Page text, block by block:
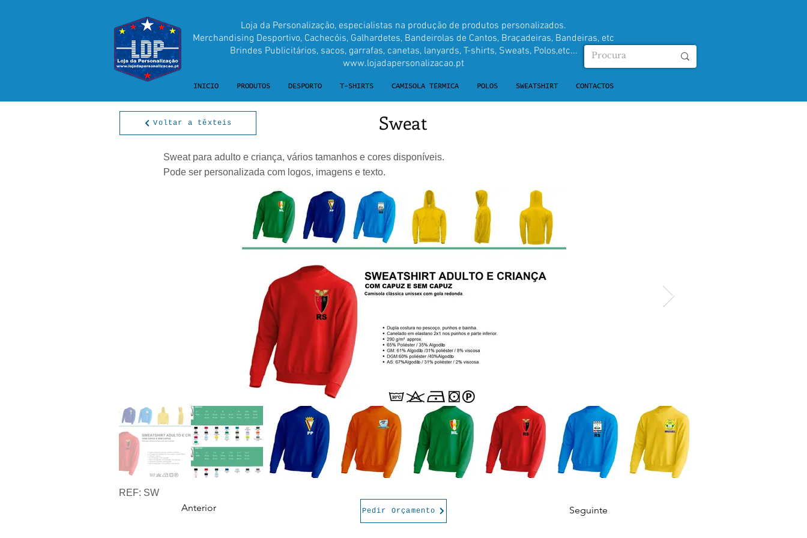
INICIO PRODUTOS DESPORTO T-SHIRTS CAMISOLA TÉRMICA POLOS SWEATSHIRT CONTACTOS
Loja da Personalização, especialistas na produção de produtos personalizados.
Merchandising Desportivo, Cachecóis, Galhardetes, Bandeirolas de Cantos, Braçadeiras, Bandeiras, etc
Brindes Publicitários, sacos, garrafas, canetas, lanyards, T-shirts, Sweats, Polos,etc...
www.lojadapersonalizacao.pt
Sweat
Voltar a têxteis
Sweat para adulto e criança, vários tamanhos e cores disponíveis.
Pode ser personalizada com logos, imagens e texto.
REF: SW
Anterior Pedir Orçamento Seguinte